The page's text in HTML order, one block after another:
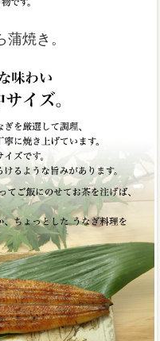
焼き。